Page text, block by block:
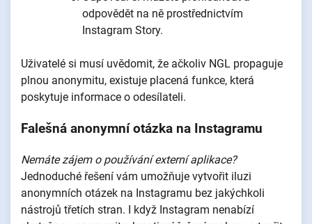
odpovědět na ně prostřednictvím
Instagram Story.
Uživatelé si musí uvědomit, že ačkoliv NGL propaguje
plnou anonymitu, existuje placená funkce, která
poskytuje informace o odesílateli.
Falešná anonymní otázka na Instagramu
Nemáte zájem o používání externí aplikace?
Jednoduché řešení vám umožňuje vytvořit iluzi
anonymních otázek na Instagramu bez jakýchkoli
nástrojů třetích stran. I když Instagram nenabízí